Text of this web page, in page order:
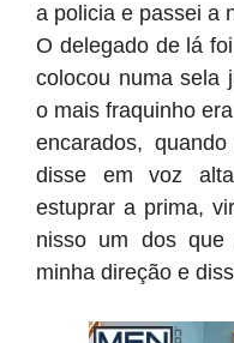
a policia e passei a
O delegado de lá
colocou numa sela
o mais fraquinho
encarados,
disse em voz
estuprar a prima,
nisso um dos
minha direção e